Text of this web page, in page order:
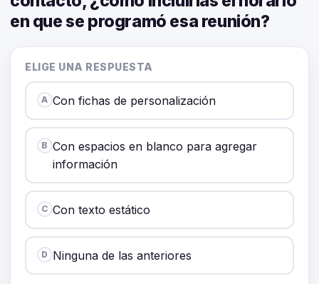
en que se programó esa reunión?
ELIGE UNA RESPUESTA
A Con fichas de personalización
B Con espacios en blanco para agregar
información
C Con texto estático
D Ninguna de las anteriores